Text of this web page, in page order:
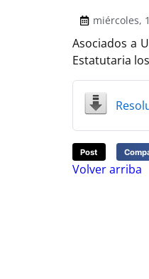
miércoles,
Asociados a
Estatutaria
Post
Volver arriba